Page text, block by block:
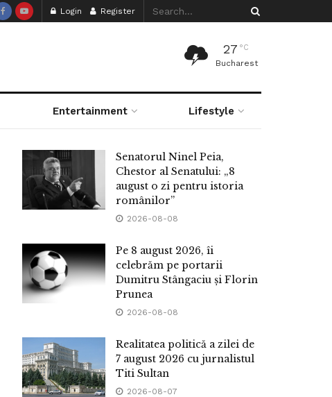
Login Register
27 °C
Bucharest
Entertainment Lifestyle
Senatorul Ninel Peia,
Chestor al Senatului: „8
august o zi pentru istoria
românilor”
2026-08-08
Pe 8 august 2026, îi
celebrăm pe portarii
Dumitru Stângaciu și Florin
Prunea
2026-08-08
Realitatea politică a zilei de
7 august 2026 cu jurnalistul
Titi Sultan
2026-08-07